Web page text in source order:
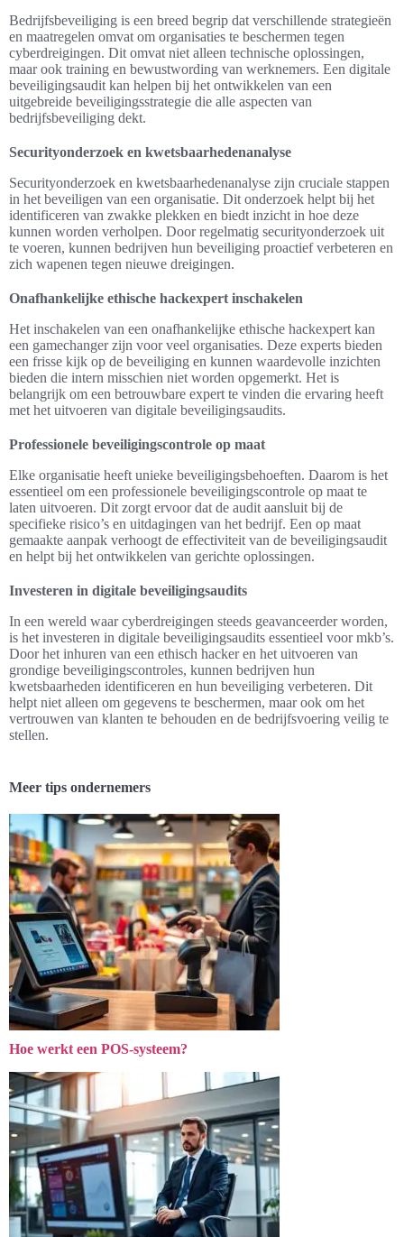
Bedrijfsbeveiliging is een breed begrip dat verschillende strategieën
en maatregelen omvat om organisaties te beschermen tegen
cyberdreigingen. Dit omvat niet alleen technische oplossingen,
maar ook training en bewustwording van werknemers. Een digitale
beveiligingsaudit kan helpen bij het ontwikkelen van een
uitgebreide beveiligingsstrategie die alle aspecten van
bedrijfsbeveiliging dekt.
Securityonderzoek en kwetsbaarhedenanalyse
Securityonderzoek en kwetsbaarhedenanalyse zijn cruciale stappen
in het beveiligen van een organisatie. Dit onderzoek helpt bij het
identificeren van zwakke plekken en biedt inzicht in hoe deze
kunnen worden verholpen. Door regelmatig securityonderzoek uit
te voeren, kunnen bedrijven hun beveiliging proactief verbeteren en
zich wapenen tegen nieuwe dreigingen.
Onafhankelijke ethische hackexpert inschakelen
Het inschakelen van een onafhankelijke ethische hackexpert kan
een gamechanger zijn voor veel organisaties. Deze experts bieden
een frisse kijk op de beveiliging en kunnen waardevolle inzichten
bieden die intern misschien niet worden opgemerkt. Het is
belangrijk om een betrouwbare expert te vinden die ervaring heeft
met het uitvoeren van digitale beveiligingsaudits.
Professionele beveiligingscontrole op maat
Elke organisatie heeft unieke beveiligingsbehoeften. Daarom is het
essentieel om een professionele beveiligingscontrole op maat te
laten uitvoeren. Dit zorgt ervoor dat de audit aansluit bij de
specifieke risico’s en uitdagingen van het bedrijf. Een op maat
gemaakte aanpak verhoogt de effectiviteit van de beveiligingsaudit
en helpt bij het ontwikkelen van gerichte oplossingen.
Investeren in digitale beveiligingsaudits
In een wereld waar cyberdreigingen steeds geavanceerder worden,
is het investeren in digitale beveiligingsaudits essentieel voor mkb’s.
Door het inhuren van een ethisch hacker en het uitvoeren van
grondige beveiligingscontroles, kunnen bedrijven hun
kwetsbaarheden identificeren en hun beveiliging verbeteren. Dit
helpt niet alleen om gegevens te beschermen, maar ook om het
vertrouwen van klanten te behouden en de bedrijfsvoering veilig te
stellen.
Meer tips ondernemers
Hoe werkt een POS-systeem?